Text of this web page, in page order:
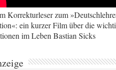
Korrekturleser zum
ein kurzer Film über die
im Leben Bastian Sicks